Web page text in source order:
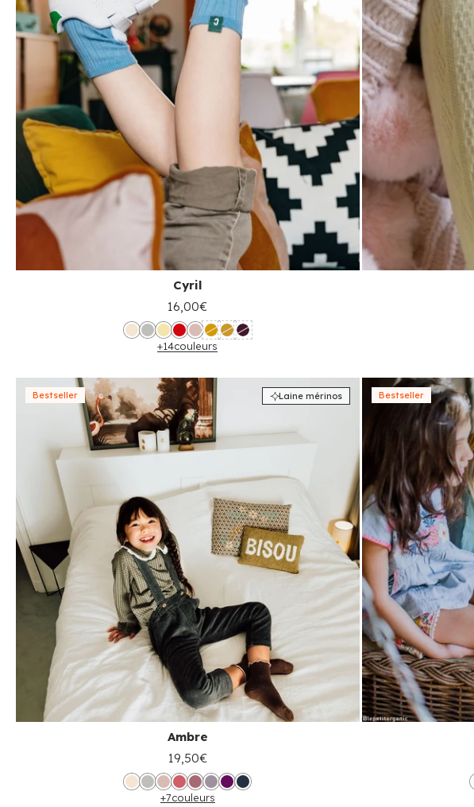
Cyril
16,00€
+14couleurs
Bestseller Laine mérinos
Ambre
19,50€
+7couleurs
Bestseller